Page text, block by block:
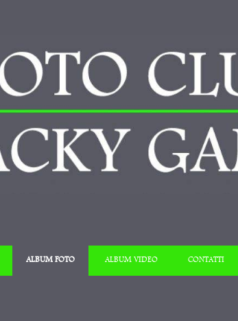
ALBUM FOTO ALBUM VIDEO CONTATTI